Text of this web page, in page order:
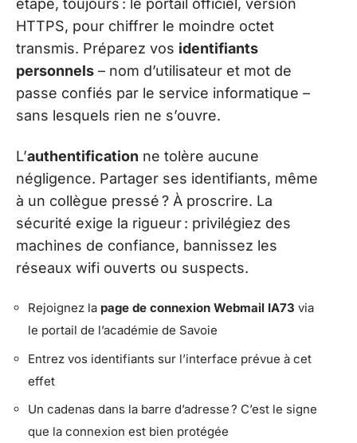
étape, toujours : le portail officiel, version
HTTPS, pour chiffrer le moindre octet
transmis. Préparez vos identifiants
personnels – nom d’utilisateur et mot de
passe confiés par le service informatique –
sans lesquels rien ne s’ouvre.
L’authentification ne tolère aucune
négligence. Partager ses identifiants, même
à un collègue pressé ? À proscrire. La
sécurité exige la rigueur : privilégiez des
machines de confiance, bannissez les
réseaux wifi ouverts ou suspects.
Rejoignez la page de connexion Webmail IA73 via
le portail de l’académie de Savoie
Entrez vos identifiants sur l’interface prévue à cet
effet
Un cadenas dans la barre d’adresse ? C’est le signe
que la connexion est bien protégée